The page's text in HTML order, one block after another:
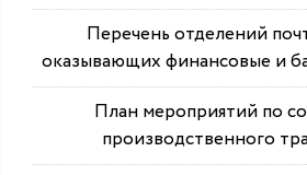
Перечень отделений
оказывающих финансовые и
План мероприятий по
производственного